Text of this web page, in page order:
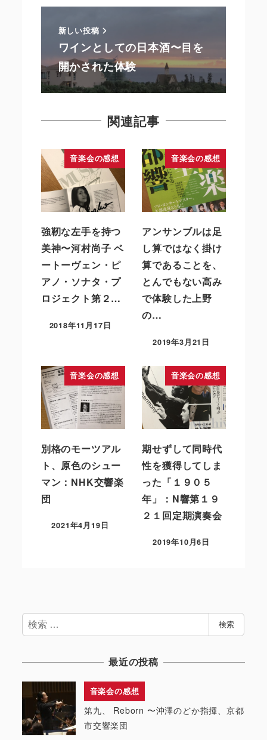
新しい投稿
ワインとしての日本酒〜目を
開かされた体験
関連記事
音楽会の感想
強靭な左手を持つ
美神〜河村尚子 ベ
ートーヴェン・ピ
アノ・ソナタ・プ
ロジェクト第２…
2018年11月17日
音楽会の感想
アンサンブルは足
し算ではなく掛け
算であることを、
とんでもない高み
で体験した上野
の…
2019年3月21日
音楽会の感想
別格のモーツアル
ト、原色のシュー
マン：NHK交響楽
団
2021年4月19日
音楽会の感想
期せずして同時代
性を獲得してしま
った「１９０５
年」：N響第１９
２１回定期演奏会
2019年10月6日
検
索
検索
最近の投稿
音楽会の感想
第九、 Reborn 〜沖澤のどか指揮、京都
市交響楽団